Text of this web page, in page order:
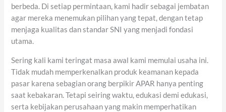
berbeda. Di setiap permintaan, kami hadir sebagai jembatan
agar mereka menemukan pilihan yang tepat, dengan tetap
menjaga kualitas dan standar SNI yang menjadi fondasi
utama.
Sering kali kami teringat masa awal kami memulai usaha ini.
Tidak mudah memperkenalkan produk keamanan kepada
pasar karena sebagian orang berpikir APAR hanya penting
saat kebakaran. Tetapi seiring waktu, edukasi demi edukasi,
serta kebijakan perusahaan yang makin memperhatikan